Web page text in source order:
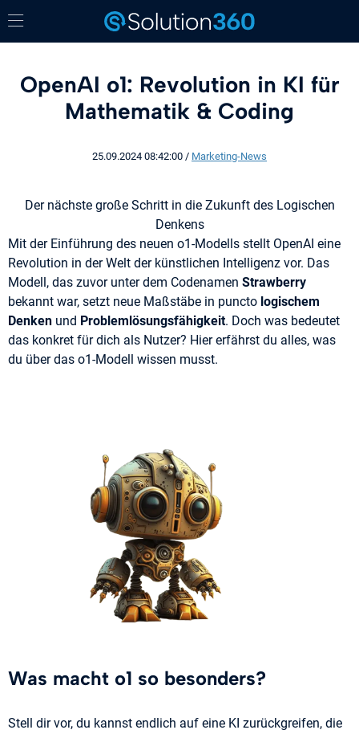
OpenAI o1: Revolution in KI für
Mathematik & Coding
25.09.2024 08:42:00 / Marketing-News
Der nächste große Schritt in die Zukunft des Logischen
Denkens
Mit der Einführung des neuen o1-Modells stellt OpenAI eine
Revolution in der Welt der künstlichen Intelligenz vor. Das
Modell, das zuvor unter dem Codenamen Strawberry
bekannt war, setzt neue Maßstäbe in puncto logischem
Denken und Problemlösungsfähigkeit. Doch was bedeutet
das konkret für dich als Nutzer? Hier erfährst du alles, was
du über das o1-Modell wissen musst.
Was macht o1 so besonders?
Stell dir vor, du kannst endlich auf eine KI zurückgreifen, die